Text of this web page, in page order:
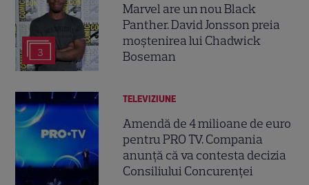
3
Marvel are un nou Black
Panther. David Jonsson preia
moștenirea lui Chadwick
Boseman
TELEVIZIUNE
Amendă de 4 milioane de euro
pentru PRO TV. Compania
anunță că va contesta decizia
Consiliului Concurenței